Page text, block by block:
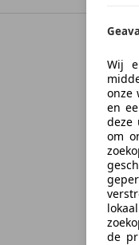
Wij
onze
en
deze
om
de